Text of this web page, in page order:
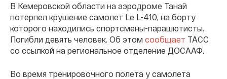
В Кемеровской области на аэродроме Танай
потерпел крушение самолет Le L-410, на борту
которого находились спортсмены-парашютисты.
Погибли девять человек. Об этом сообщает ТАСС
со ссылкой на региональное отделение ДОСААФ.
Во время тренировочного полета у самолета